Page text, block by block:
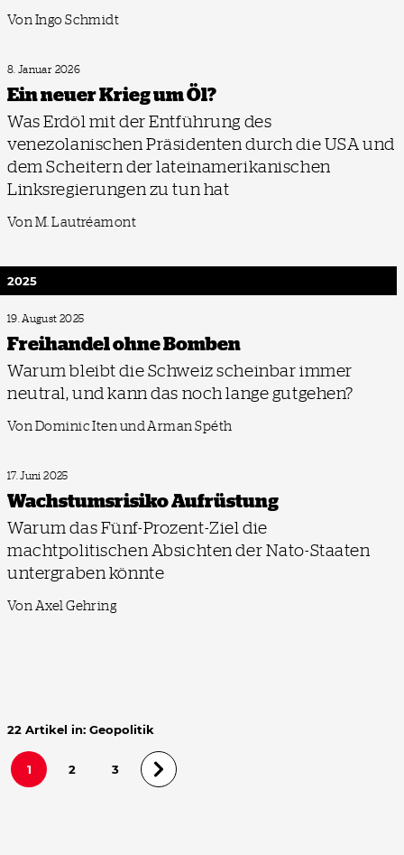
Von Ingo Schmidt
8. Januar 2026
Ein neuer Krieg um Öl?
Was Erdöl mit der Entführung des
venezolanischen Präsidenten durch die USA und
dem Scheitern der lateinamerikanischen
Linksregierungen zu tun hat
Von M. Lautréamont
2025
19. August 2025
Freihandel ohne Bomben
Warum bleibt die Schweiz scheinbar immer
neutral, und kann das noch lange gutgehen?
Von Dominic Iten und Arman Spéth
17. Juni 2025
Wachstums­risiko Aufrüstung
Warum das Fünf-Prozent-Ziel die
machtpolitischen Absichten der Nato-Staaten
untergraben könnte
Von Axel Gehring
22 Artikel in: Geopolitik
1 2 3